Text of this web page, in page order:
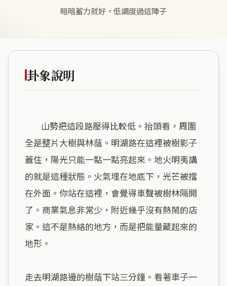
暗暗蓄力就好，低調度過這陣子
卦象說明
全是整片大樹與林蔭。明湖路在這裡被樹影子
蓋住，陽光只能一點一點亮起來。地火明夷講
的就是這種狀態。火氣埋在地底下，光芒被擋
在外面。你站在這裡，會覺得車聲被樹林隔開
了。商業氣息非常少，附近幾乎沒有熱鬧的店
家。這不是熱絡的地方，而是把能量藏起來的
地形。
走去明湖路邊的樹蔭下站三分鐘。看著車子一